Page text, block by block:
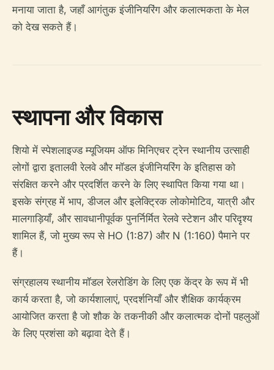
मनाया जाता है, जहाँ आगंतुक इंजीनियरिंग और कलात्मकता के मेल
को देख सकते हैं।
स्थापना और विकास
शियो में स्पेशलाइज्ड म्यूजियम ऑफ मिनिएचर ट्रेन स्थानीय उत्साही
लोगों द्वारा इतालवी रेलवे और मॉडल इंजीनियरिंग के इतिहास को
संरक्षित करने और प्रदर्शित करने के लिए स्थापित किया गया था।
इसके संग्रह में भाप, डीजल और इलेक्ट्रिक लोकोमोटिव, यात्री और
मालगाड़ियाँ, और सावधानीपूर्वक पुनर्निर्मित रेलवे स्टेशन और परिदृश्य
शामिल हैं, जो मुख्य रूप से HO (1:87) और N (1:160) पैमाने पर
हैं।
संग्रहालय स्थानीय मॉडल रेलरोडिंग के लिए एक केंद्र के रूप में भी
कार्य करता है, जो कार्यशालाएं, प्रदर्शनियाँ और शैक्षिक कार्यक्रम
आयोजित करता है जो शौक के तकनीकी और कलात्मक दोनों पहलुओं
के लिए प्रशंसा को बढ़ावा देते हैं।